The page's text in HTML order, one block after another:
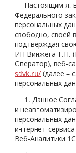
Настоящим я,
Федерального
персональных
свободно, своей
подтверждая
ИП Винжега Т.П.
Оператор), веб-
sdvk.ru/ (далее –
персональных
1. Данное
и
персональных
интернет-
Веб-Аналитики